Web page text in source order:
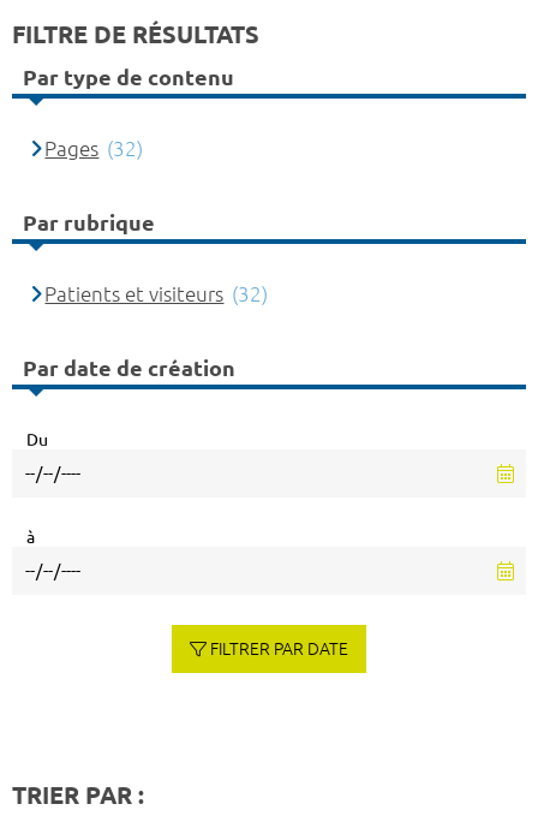
FILTRE DE RÉSULTATS
Par type de contenu
Pages (32)
Par rubrique
Patients et visiteurs (32)
Par date de création
Du
à
FILTRER PAR DATE
TRIER PAR :